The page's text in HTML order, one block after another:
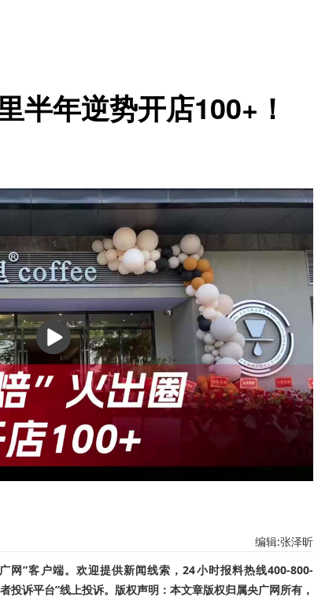
半年逆势开店100+！
播
放
编辑:张泽昕
网”客户端。欢迎提供新闻线索，24小时报料热线400-800-
投诉平台”线上投诉。版权声明：本文章版权归属央广网所有，